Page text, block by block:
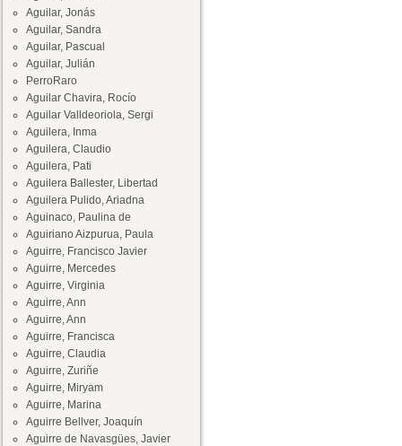
Aguilar, Jonás
Aguilar, Sandra
Aguilar, Pascual
Aguilar, Julián
PerroRaro
Aguilar Chavira, Rocío
Aguilar Valldeoriola, Sergi
Aguilera, Inma
Aguilera, Claudio
Aguilera, Pati
Aguilera Ballester, Libertad
Aguilera Pulido, Ariadna
Aguinaco, Paulina de
Aguiriano Aizpurua, Paula
Aguirre, Francisco Javier
Aguirre, Mercedes
Aguirre, Virginia
Aguirre, Ann
Aguirre, Ann
Aguirre, Francisca
Aguirre, Claudia
Aguirre, Zuriñe
Aguirre, Miryam
Aguirre, Marina
Aguirre Bellver, Joaquín
Aguirre de Navasgües, Javier